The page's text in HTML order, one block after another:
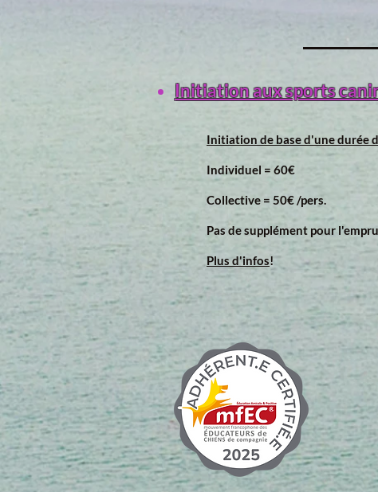
Initiation aux sports
Initiation de base d'une durée
Individuel = 60€
Collective = 50€ /pers.
Pas de supplément pour
Plus d'infos!